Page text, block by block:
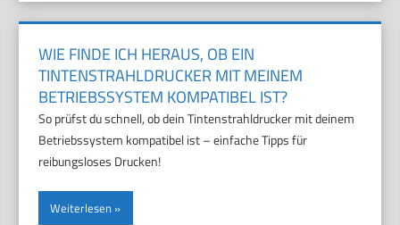
WIE FINDE ICH HERAUS, OB EIN
TINTENSTRAHLDRUCKER MIT MEINEM
BETRIEBSSYSTEM KOMPATIBEL IST?
So prüfst du schnell, ob dein Tintenstrahldrucker mit deinem
Betriebssystem kompatibel ist – einfache Tipps für
reibungsloses Drucken!
Weiterlesen